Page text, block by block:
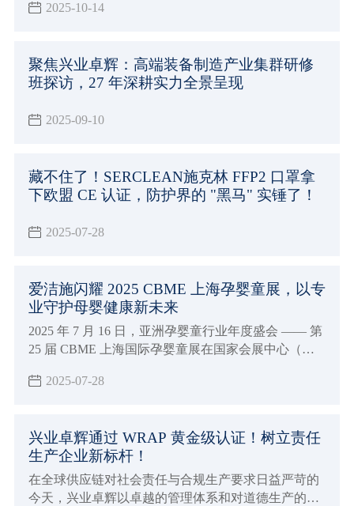
分子量聚乙烯纤维及纱线收缩率试验方法》的2项团体
护 防静电工作帽》（GB 31421-2025）现已正式发
布，实施后将会成为该方面的强制性标准。
2025-10-14
聚焦兴业卓辉：高端装备制造产业集群研修
班探访，27 年深耕实力全景呈现
2025-09-10
藏不住了！SERCLEAN施克林 FFP2 口罩拿
下欧盟 CE 认证，防护界的 "黑马" 实锤了！
2025-07-28
爱洁施闪耀 2025 CBME 上海孕婴童展，以专
业守护母婴健康新未来
2025 年 7 月 16 日，亚洲孕婴童行业年度盛会 —— 第
25 届 CBME 上海国际孕婴童展在国家会展中心（上
施亮相5-1E38 展位，携全系列创新产品与行业前沿理
2025-07-28
兴业卓辉通过 WRAP 黄金级认证！树立责任
生产企业新标杆！
在全球供应链对社会责任与合规生产要求日益严苛的
今天，兴业卓辉以卓越的管理体系和对道德生产的坚